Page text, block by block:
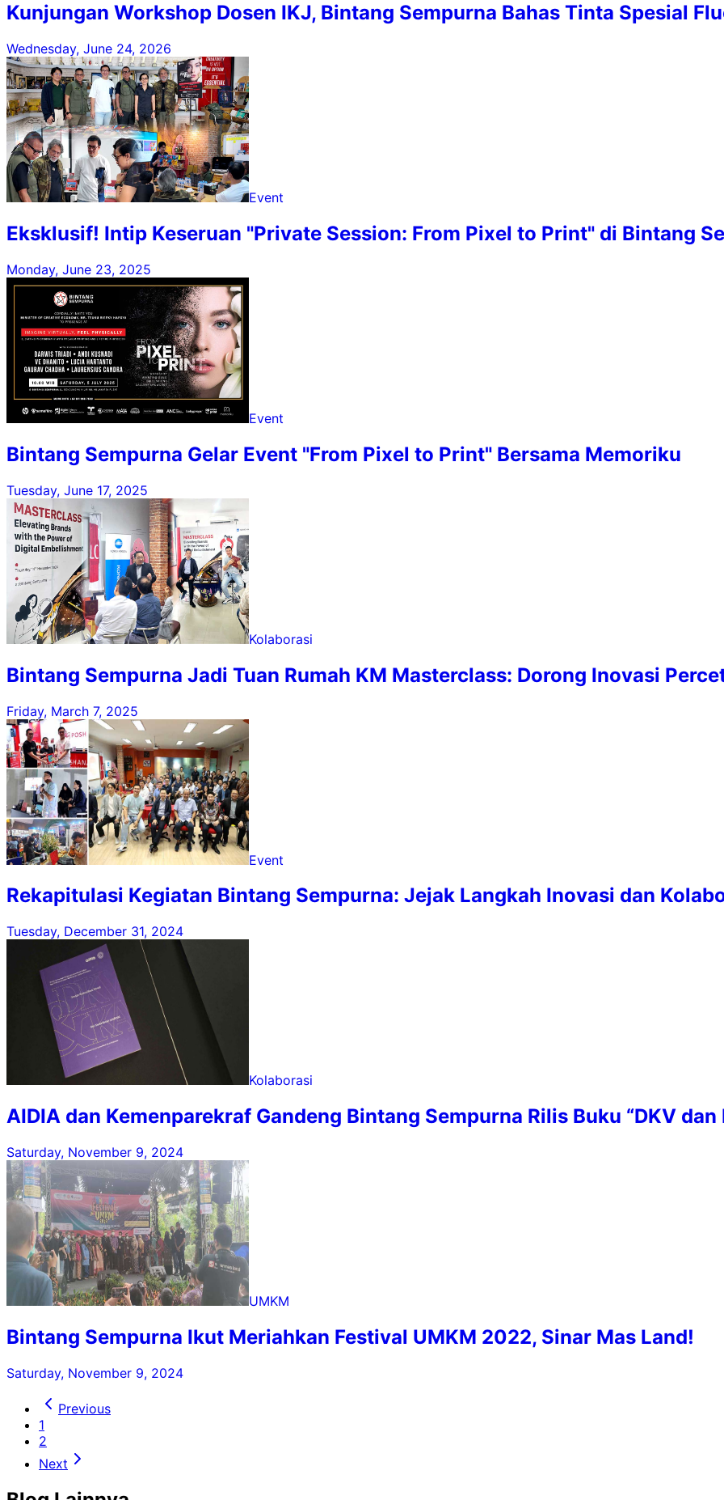
Kunjungan Workshop Dosen IKJ, Bintang Sempurna Bahas Tinta Spesial
Wednesday, June 24, 2026
Event
Eksklusif! Intip Keseruan "Private Session: From Pixel to Print" di Bintang
Monday, June 23, 2025
Event
Bintang Sempurna Gelar Event "From Pixel to Print" Bersama Memoriku
Tuesday, June 17, 2025
Kolaborasi
Bintang Sempurna Jadi Tuan Rumah KM Masterclass: Dorong Inovasi
Friday, March 7, 2025
Event
Rekapitulasi Kegiatan Bintang Sempurna: Jejak Langkah Inovasi dan
Tuesday, December 31, 2024
Kolaborasi
AIDIA dan Kemenparekraf Gandeng Bintang Sempurna Rilis Buku “DKV
Saturday, November 9, 2024
UMKM
Bintang Sempurna Ikut Meriahkan Festival UMKM 2022, Sinar Mas Land!
Saturday, November 9, 2024
Previous
1
2
Next